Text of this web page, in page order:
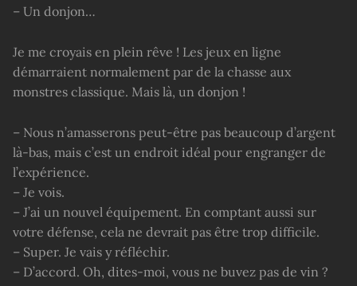
– Un donjon…
Je me croyais en plein rêve ! Les jeux en ligne
démarraient normalement par de la chasse aux
monstres classique. Mais là, un donjon !
– Nous n’amasserons peut-être pas beaucoup d’argent
là-bas, mais c’est un endroit idéal pour engranger de
l’expérience.
– Je vois.
– J’ai un nouvel équipement. En comptant aussi sur
votre défense, cela ne devrait pas être trop difficile.
– Super. Je vais y réfléchir.
– D’accord. Oh, dites-moi, vous ne buvez pas de vin ?